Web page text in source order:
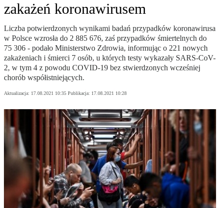
zakażeń koronawirusem
Liczba potwierdzonych wynikami badań przypadków koronawirusa
w Polsce wzrosła do 2 885 676, zaś przypadków śmiertelnych do
75 306 - podało Ministerstwo Zdrowia, informując o 221 nowych
zakażeniach i śmierci 7 osób, u których testy wykazały SARS-CoV-
2, w tym 4 z powodu COVID-19 bez stwierdzonych wcześniej
chorób współistniejących.
Aktualizacja: 17.08.2021 10:35 Publikacja: 17.08.2021 10:28